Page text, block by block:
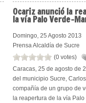
Ocarizanunció la
la vía Palo Verde-
Domingo, 25 Agosto 2013
Prensa Alcaldía de Sucre
(0 votes)
Caracas, 25 de agosto de
del municipio Sucre,
compañía de un grupo de
la reapertura de la vía Palo